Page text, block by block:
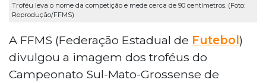
Troféu leva o nome da competição e mede cerca de 90 centímetros. (Foto:
Reprodução/FFMS)
A FFMS (Federação Estadual de Futebol)
divulgou a imagem dos troféus do
Campeonato Sul-Mato-Grossense de